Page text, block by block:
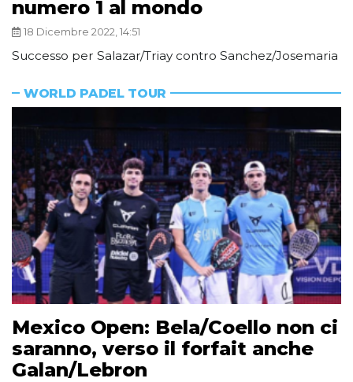
numero 1 al mondo
18 Dicembre 2022, 14:51
Successo per Salazar/Triay contro Sanchez/Josemaria
WORLD PADEL TOUR
Mexico Open: Bela/Coello non ci
saranno, verso il forfait anche
Galan/Lebron